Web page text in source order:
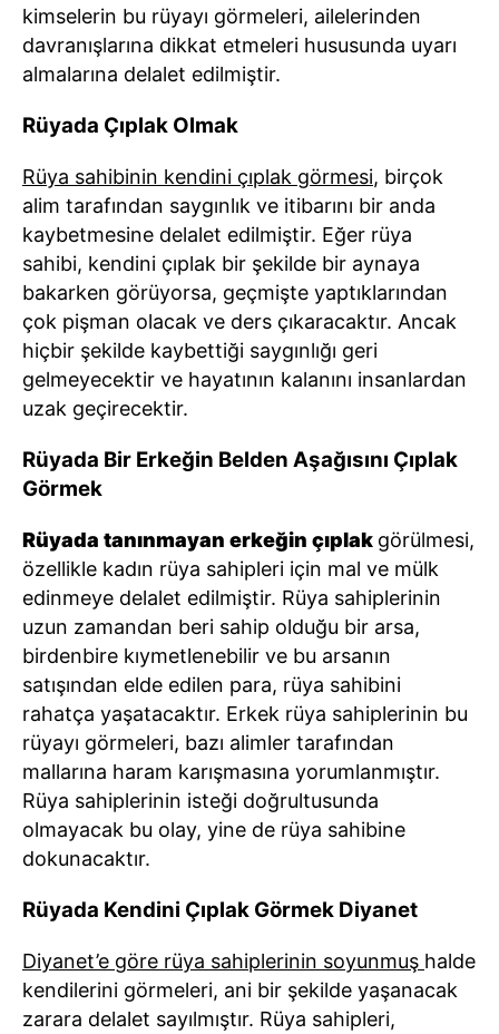
kimselerin bu rüyayı görmeleri, ailelerinden
davranışlarına dikkat etmeleri hususunda uyarı
almalarına delalet edilmiştir.
Rüyada Çıplak Olmak
Rüya sahibinin kendini çıplak görmesi, birçok
alim tarafından saygınlık ve itibarını bir anda
kaybetmesine delalet edilmiştir. Eğer rüya
sahibi, kendini çıplak bir şekilde bir aynaya
bakarken görüyorsa, geçmişte yaptıklarından
çok pişman olacak ve ders çıkaracaktır. Ancak
hiçbir şekilde kaybettiği saygınlığı geri
gelmeyecektir ve hayatının kalanını insanlardan
uzak geçirecektir.
Rüyada Bir Erkeğin Belden Aşağısını Çıplak
Görmek
Rüyada tanınmayan erkeğin çıplak görülmesi,
özellikle kadın rüya sahipleri için mal ve mülk
edinmeye delalet edilmiştir. Rüya sahiplerinin
uzun zamandan beri sahip olduğu bir arsa,
birdenbire kıymetlenebilir ve bu arsanın
satışından elde edilen para, rüya sahibini
rahatça yaşatacaktır. Erkek rüya sahiplerinin bu
rüyayı görmeleri, bazı alimler tarafından
mallarına haram karışmasına yorumlanmıştır.
Rüya sahiplerinin isteği doğrultusunda
olmayacak bu olay, yine de rüya sahibine
dokunacaktır.
Rüyada Kendini Çıplak Görmek Diyanet
Diyanet’e göre rüya sahiplerinin soyunmuş halde
kendilerini görmeleri, ani bir şekilde yaşanacak
zarara delalet sayılmıştır. Rüya sahipleri,